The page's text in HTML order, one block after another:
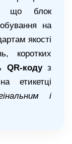
що блок
на
якості
коротких
QR-кодуз
етикетці
і